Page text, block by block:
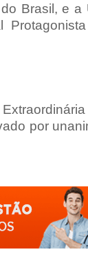
Brasil, e a
por